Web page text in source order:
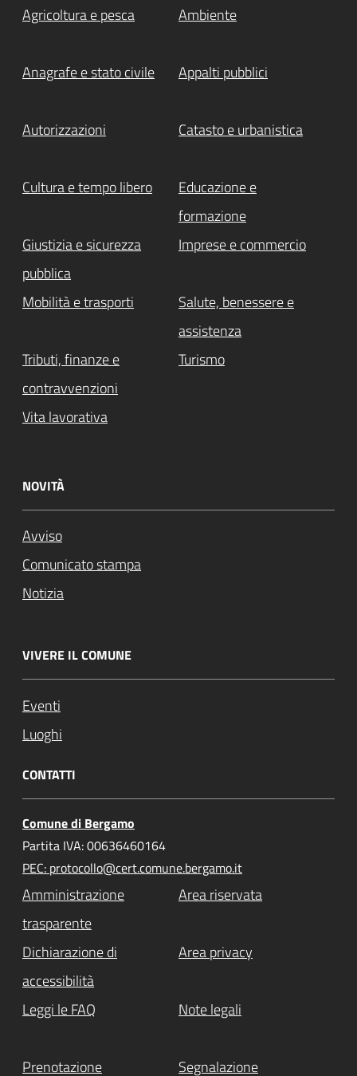
Agricoltura e pesca Ambiente
Anagrafe e stato civile Appalti pubblici
Autorizzazioni Catasto e urbanistica
Cultura e tempo libero
Educazione e
formazione
Giustizia e sicurezza
pubblica
Imprese e commercio
Mobilità e trasporti
Salute, benessere e
assistenza
Tributi, finanze e
contravvenzioni
Turismo
Vita lavorativa
NOVITÀ
Avviso
Comunicato stampa
Notizia
VIVERE IL COMUNE
Eventi
Luoghi
CONTATTI
Comune di Bergamo
Partita IVA: 00636460164
PEC: protocollo@cert.comune.bergamo.it
Amministrazione
trasparente
Area riservata
Dichiarazione di
accessibilità
Area privacy
Leggi le FAQ Note legali
Prenotazione Segnalazione